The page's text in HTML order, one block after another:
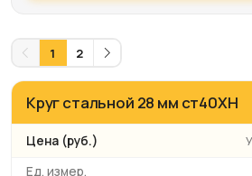
1 2
Круг стальной 28 мм ст40ХН